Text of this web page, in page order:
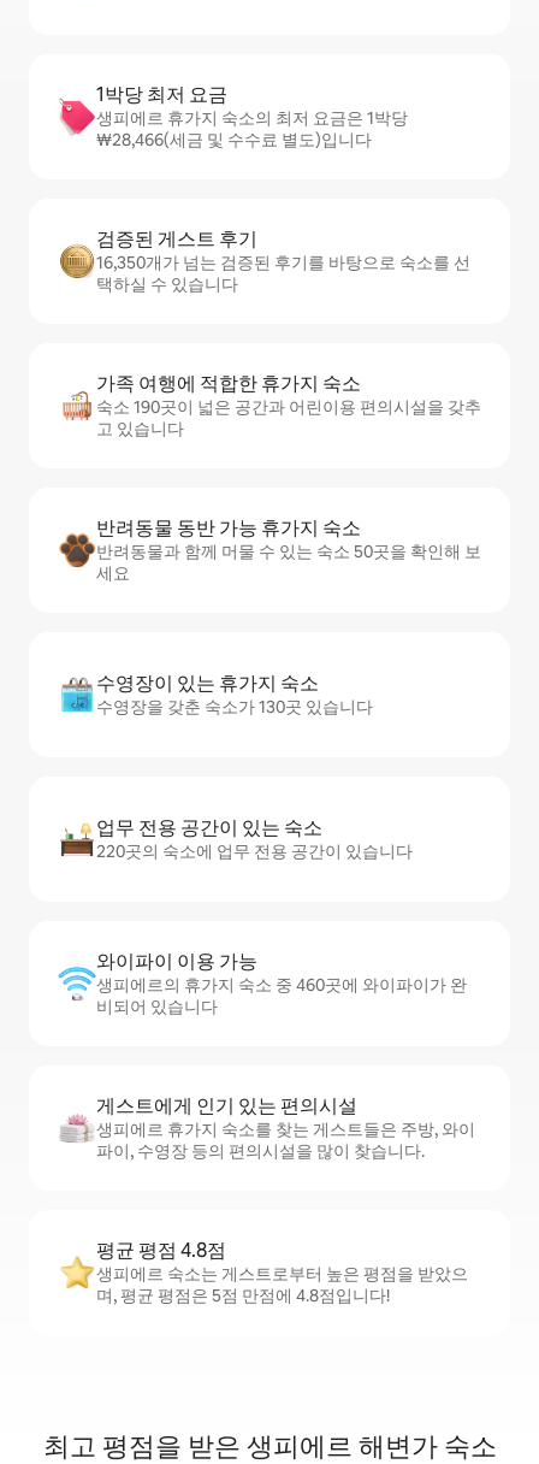
1박당 최저 요금
생피에르 휴가지 숙소의 최저 요금은 1박당
₩28,466(세금 및 수수료 별도)입니다
검증된 게스트 후기
16,350개가 넘는 검증된 후기를 바탕으로 숙소를 선
택하실 수 있습니다
가족 여행에 적합한 휴가지 숙소
숙소 190곳이 넓은 공간과 어린이용 편의시설을 갖추
고 있습니다
반려동물 동반 가능 휴가지 숙소
반려동물과 함께 머물 수 있는 숙소 50곳을 확인해 보
세요
수영장이 있는 휴가지 숙소
수영장을 갖춘 숙소가 130곳 있습니다
업무 전용 공간이 있는 숙소
220곳의 숙소에 업무 전용 공간이 있습니다
와이파이 이용 가능
생피에르의 휴가지 숙소 중 460곳에 와이파이가 완
비되어 있습니다
게스트에게 인기 있는 편의시설
생피에르 휴가지 숙소를 찾는 게스트들은 주방, 와이
파이, 수영장 등의 편의시설을 많이 찾습니다.
평균 평점 4.8점
생피에르 숙소는 게스트로부터 높은 평점을 받았으
며, 평균 평점은 5점 만점에 4.8점입니다!
최고 평점을 받은 생피에르 해변가 숙소